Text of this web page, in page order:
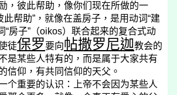
，彼此帮助，像你们现在所做的一
此帮助”，就像在盖房子，是用动词“建
“房子”（oikos）联合起来的复合式动
徒保罗要向帖撒罗尼迦教会的
是某些人特有的，而是属于大家共有
信仰，有共同信仰的天父。
个重要的认识：上帝不会因为某些人